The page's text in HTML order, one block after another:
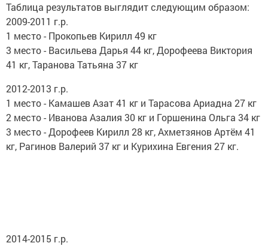
Таблица результатов выглядит следующим образом:
2009-2011 г.р.
1 место - Прокопьев Кирилл 49 кг
3 место - Васильева Дарья 44 кг, Дорофеева Виктория
41 кг, Таранова Татьяна 37 кг
2012-2013 г.р.
1 место - Камашев Азат 41 кг и Тарасова Ариадна 27 кг
2 место - Иванова Азалия 30 кг и Горшенина Ольга 34 кг
3 место - Дорофеев Кирилл 28 кг, Ахметзянов Артём 41
кг, Рагинов Валерий 37 кг и Курихина Евгения 27 кг.
2014-2015 г.р.